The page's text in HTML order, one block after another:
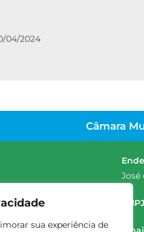
sua experiência de
04/2024
Câmara
José